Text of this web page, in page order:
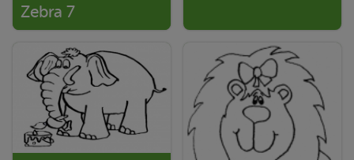
Zebra 7